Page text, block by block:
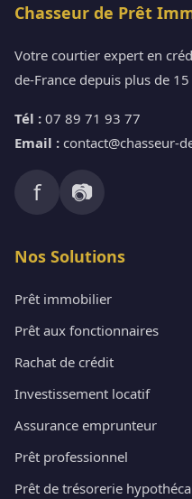
Chasseur de Prêt
Votre courtier expert en
de-France depuis plus de 15
Tél : 07 89 71 93 77
Email : contact@chasseur-
f 📷
Nos Solutions
Prêt immobilier
Prêt aux fonctionnaires
Rachat de crédit
Investissement locatif
Assurance emprunteur
Prêt professionnel
Prêt de trésorerie